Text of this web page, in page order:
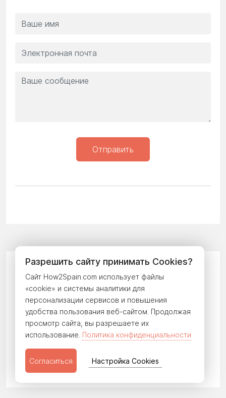
Отправить
Испановедение
16 Праздники Испании
3 Испанская кухня 25 Иммиграция
37 Образование в Испании
5
Разрешить сайту принимать Cookies?
Сайт How2Spain.com использует файлы
«cookie» и системы аналитики для
персонализации сервисов и повышения
удобства пользования веб-сайтом. Продолжая
просмотр сайта, вы разрешаете их
использование. Политика конфиденциальности
Согласиться Настройка Cookies